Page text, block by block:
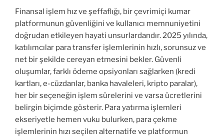
Finansal işlem hız ve şeffaflığı, bir çevrimiçi kumar
platformunun güvenliğini ve kullanıcı memnuniyetini
doğrudan etkileyen hayati unsurlardandır. 2025 yılında,
katılımcılar para transfer işlemlerinin hızlı, sorunsuz ve
net bir şekilde cereyan etmesini bekler. Güvenli
oluşumlar, farklı ödeme opsiyonları sağlarken (kredi
kartları, e-cüzdanlar, banka havaleleri, kripto paralar),
her bir seçeneğin işlem sürelerini ve varsa ücretlerini
belirgin biçimde gösterir. Para yatırma işlemleri
ekseriyetle hemen vuku bulurken, para çekme
işlemlerinin hızı seçilen alternatife ve platformun